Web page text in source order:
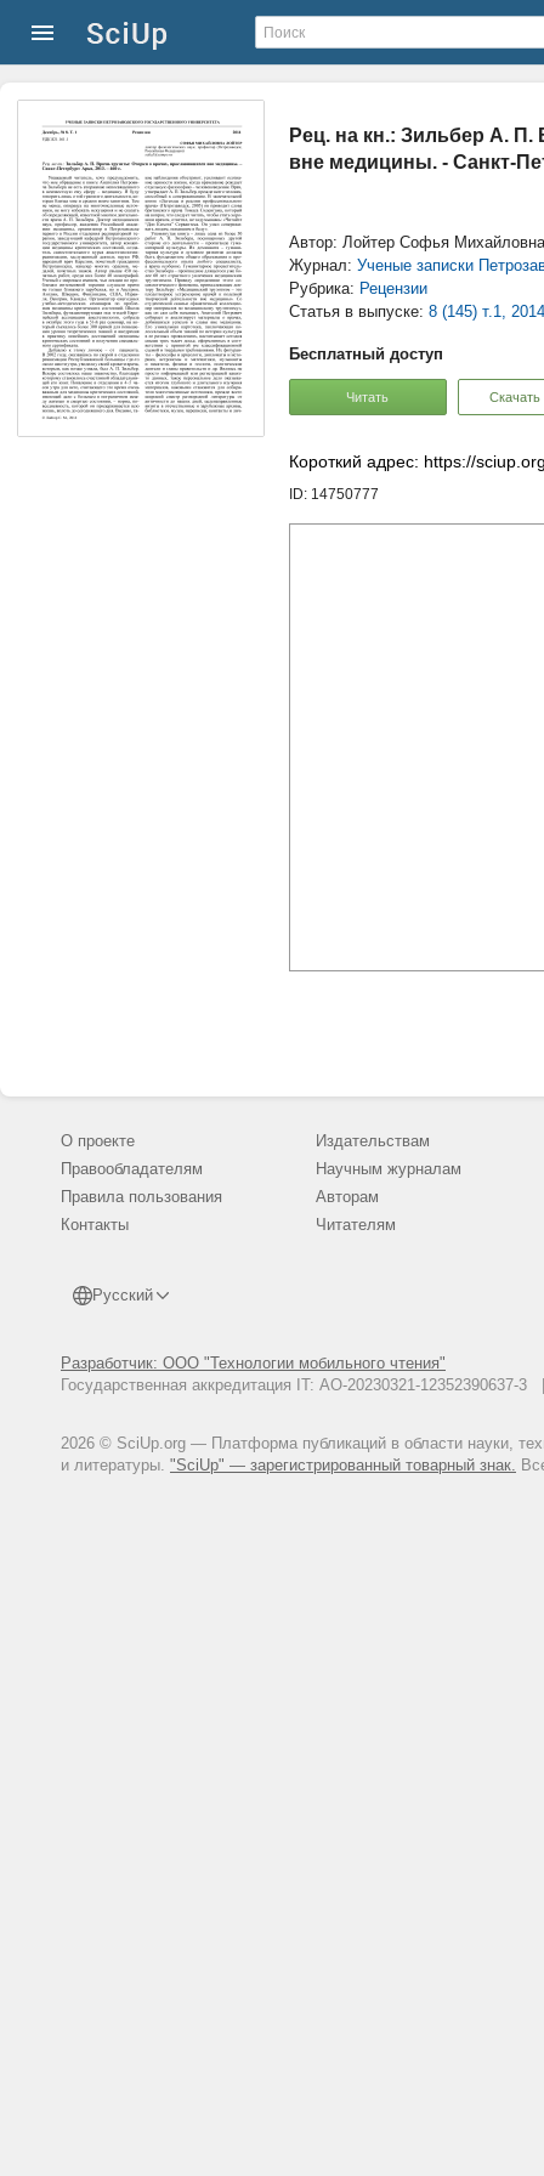
Рец. на кн.: Зильбер А.
вне медицины. - Санкт-
Автор: Лойтер Софья Михайловна
Журнал: Ученые записки
Рубрика: Рецензии
Статья в выпуске: 8 (145) т.1,
Бесплатный доступ
Читать Скачать
Короткий адрес: https://
ID: 14750777
О проекте
Правообладателям
Правила пользования
Контакты
Русский
Разработчик: ООО "Технологии мобильного чтения"
Государственная аккредитация IT: АО-20230321-
2026 © SciUp.org — Платформа публикаций в области науки,
и литературы. "SciUp" — зарегистрированный товарный знак.
Издательствам
Научным журналам
Авторам
Читателям